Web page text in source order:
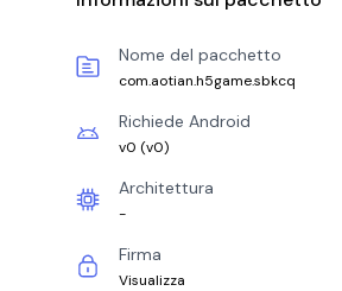
Nome del pacchetto
com.aotian.h5game.sbkcq
Richiede Android
v0 (v0)
Architettura
-
Firma
Visualizza